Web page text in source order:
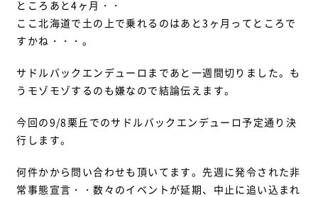
ところあと4ヶ月・・
ここ北海道で土の上で乗れるのはあと3ヶ月ってところで
すかね・・・。
サドルバックエンデューロまであと一週間切りました。も
うモゾモゾするのも嫌なので結論伝えます。
今回の9/8栗丘でのサドルバックエンデューロ予定通り決
行します。
何件かから問い合わせも頂いてます。先週に発令された非
常事態宣言・・数々のイベントが延期、中止に追い込まれ